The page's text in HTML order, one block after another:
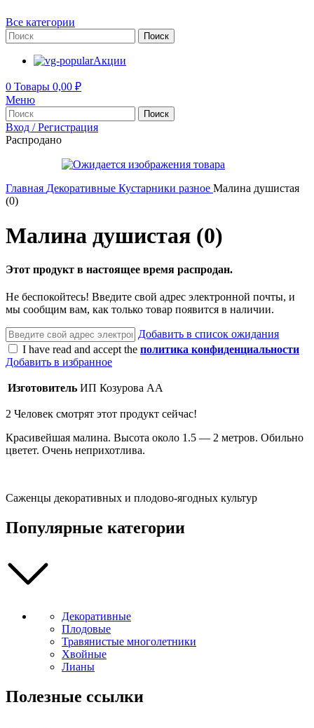
Все категории
Поиск
Акции
0 Товары 0,00 ₽
Меню
Поиск
Вход / Регистрация
Распродано
Главная Декоративные Кустарники разное Малина душистая
(0)
Малина душистая (0)
Этот продукт в настоящее время распродан.
Не беспокойтесь! Введите свой адрес электронной почты, и
мы сообщим вам, как только товар появится в наличии.
Добавить в список ожидания
I have read and accept the политика конфиденциальности
Добавить в избранное
Изготовитель ИП Козурова АА
2 Человек смотрят этот продукт сейчас!
Красивейшая малина. Высота около 1.5 — 2 метров. Обильно
цветет. Очень неприхотлива.
Саженцы декоративных и плодово-ягодных культур
Популярные категории
Декоративные
Плодовые
Травянистые многолетники
Хвойные
Лианы
Полезные ссылки